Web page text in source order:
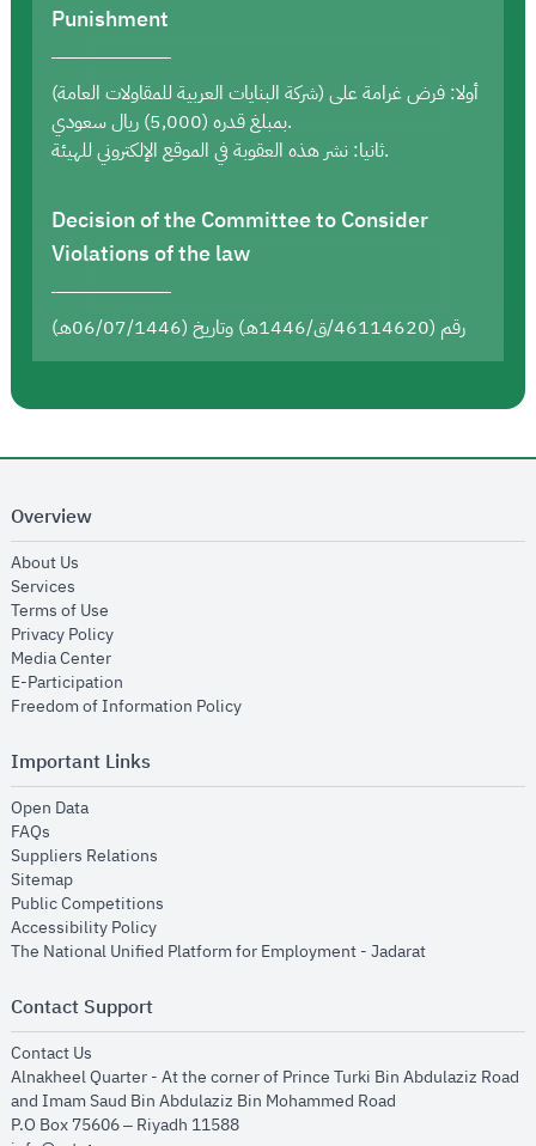
Punishment
أولا: فرض غرامة على (شركة البنايات العربية للمقاولات العامة)
بمبلغ قدره (5,000) ريال سعودي.
ثانيا: نشر هذه العقوبة في الموقع الإلكتروني للهيئة.
Decision of the Committee to Consider
Violations of the law
رقم (46114620/ق/1446هـ) وتاريخ (06/07/1446هـ)
Overview
About Us
Services
Terms of Use
Privacy Policyopens in new window
Media Centeropens in new window
E-Participation
Freedom of Information Policyopens in new window
Important Links
Open Dataopens in new window
FAQs
Suppliers Relations
Sitemapopens in new window
Public Competitions
Accessibility Policyopens in new window
The National Unified Platform for Employment - Jadaratopens in new
Contact Support
Contact Us
Alnakheel Quarter - At the corner of Prince Turki Bin Abdulaziz Road
and Imam Saud Bin Abdulaziz Bin Mohammed Road​
P.O Box 75606 – Riyadh 11588